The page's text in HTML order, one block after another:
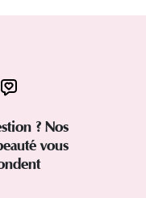
? Nos
vous